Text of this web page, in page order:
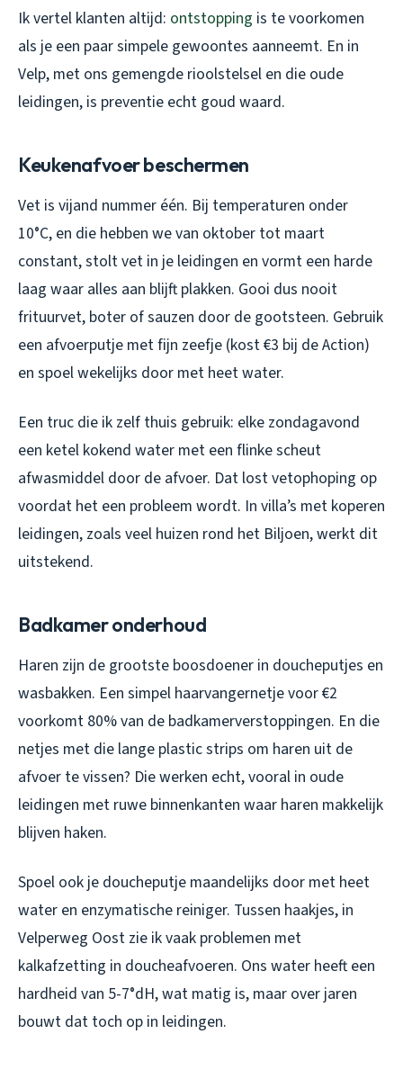
Ik vertel klanten altijd: ontstopping is te voorkomen
als je een paar simpele gewoontes aanneemt. En in
Velp, met ons gemengde rioolstelsel en die oude
leidingen, is preventie echt goud waard.
Keukenafvoer beschermen
Vet is vijand nummer één. Bij temperaturen onder
10°C, en die hebben we van oktober tot maart
constant, stolt vet in je leidingen en vormt een harde
laag waar alles aan blijft plakken. Gooi dus nooit
frituurvet, boter of sauzen door de gootsteen. Gebruik
een afvoerputje met fijn zeefje (kost €3 bij de Action)
en spoel wekelijks door met heet water.
Een truc die ik zelf thuis gebruik: elke zondagavond
een ketel kokend water met een flinke scheut
afwasmiddel door de afvoer. Dat lost vetophoping op
voordat het een probleem wordt. In villa’s met koperen
leidingen, zoals veel huizen rond het Biljoen, werkt dit
uitstekend.
Badkamer onderhoud
Haren zijn de grootste boosdoener in doucheputjes en
wasbakken. Een simpel haarvangernetje voor €2
voorkomt 80% van de badkamerverstoppingen. En die
netjes met die lange plastic strips om haren uit de
afvoer te vissen? Die werken echt, vooral in oude
leidingen met ruwe binnenkanten waar haren makkelijk
blijven haken.
Spoel ook je doucheputje maandelijks door met heet
water en enzymatische reiniger. Tussen haakjes, in
Velperweg Oost zie ik vaak problemen met
kalkafzetting in doucheafvoeren. Ons water heeft een
hardheid van 5-7°dH, wat matig is, maar over jaren
bouwt dat toch op in leidingen.